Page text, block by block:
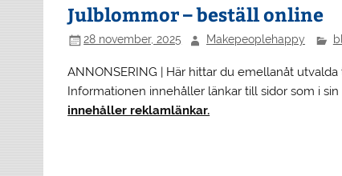
Julblommor – beställ online
28 november, 2025 Makepeoplehappy
ANNONSERING | Här hittar du emellanåt
Informationen innehåller länkar till sidor som i
innehåller reklamlänkar.